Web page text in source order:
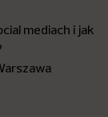
mediach i jak